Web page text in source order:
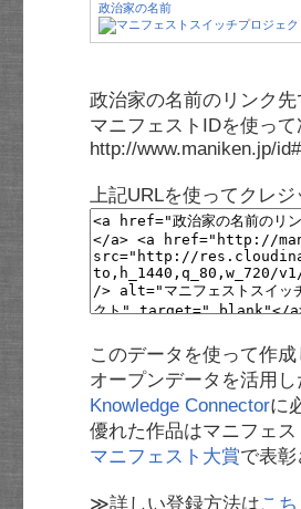
政治家の名前
政治家の名前のリンク先
マニフェストIDを使って
http://www.maniken.jp/
上記URLを使ってクレジ
このデータを使って作
オープンデータを活用し
Knowledge Connectorに
優れた作品はマニフェ
マニフェスト大賞で表彰
≫詳しい登録方法はこち